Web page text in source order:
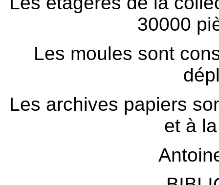
30000
Les moules sont
Les archives papiers
et à